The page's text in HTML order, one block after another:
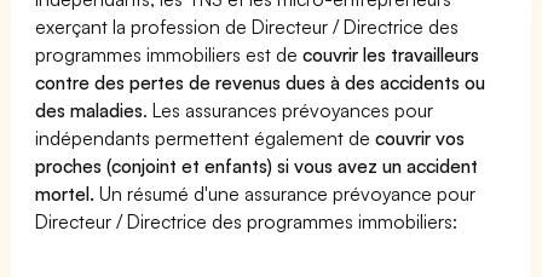
exerçant la profession de Directeur / Directrice des
programmes immobiliers est decouvrir les travailleurs
contre des pertes de revenus dues à des accidents ou
des maladies. Les assurances prévoyances pour
indépendants permettent également decouvrir vos
proches (conjoint et enfants) si vous avez un accident
mortel. Un résumé d'une assurance prévoyance pour
Directeur / Directrice des programmes immobiliers: